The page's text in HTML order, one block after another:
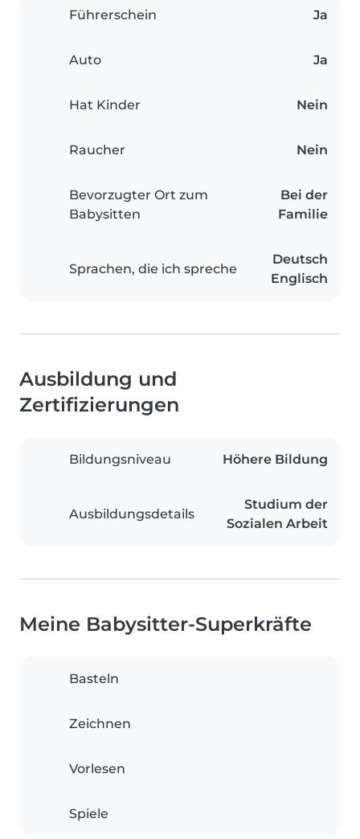
Führerschein Ja
Auto Ja
Hat Kinder Nein
Raucher Nein
Bevorzugter Ort zum
Babysitten
Bei der
Familie
Sprachen, die ich spreche
Deutsch
Englisch
Ausbildung und
Zertifizierungen
Bildungsniveau Höhere Bildung
Ausbildungsdetails
Studium der
Sozialen Arbeit
Meine Babysitter-Superkräfte
Basteln
Zeichnen
Vorlesen
Spiele